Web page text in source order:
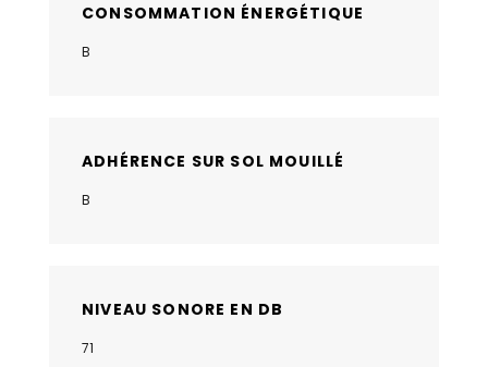
CONSOMMATION ÉNERGÉTIQUE
B
ADHÉRENCE SUR SOL MOUILLÉ
B
NIVEAU SONORE EN DB
71